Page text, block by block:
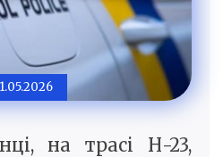
на трасі Н-23,